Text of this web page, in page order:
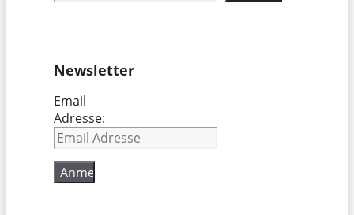
Newsletter
Email
Adresse: